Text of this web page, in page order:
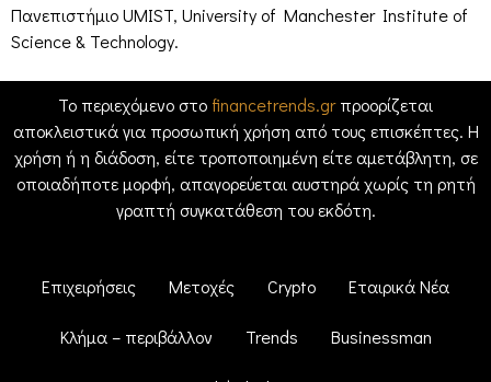
Πανεπιστήμιο UMIST, University of Manchester Institute of
Science & Technology.
Το περιεχόμενο στο financetrends.grπροορίζεται
αποκλειστικά για προσωπική χρήση από τους επισκέπτες. Η
χρήση ή η διάδοση, είτε τροποποιημένη είτε αμετάβλητη, σε
οποιαδήποτε μορφή, απαγορεύεται αυστηρά χωρίς τη ρητή
γραπτή συγκατάθεση του εκδότη.
Επιχειρήσεις Μετοχές Crypto Εταιρικά Νέα
Κλήμα – περιβάλλον Trends Businessman